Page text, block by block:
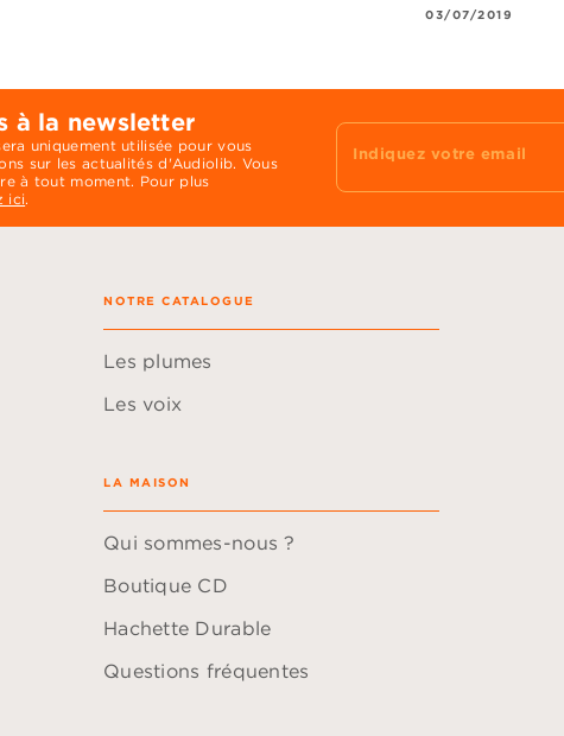
03/07/2019
à la newsletter
uniquement utilisée pour vous
sur les actualités d'Audiolib. Vous
à tout moment. Pour plus
ici.
Indiquez votre email
NOTRE CATALOGUE
Les plumes
Les voix
LA MAISON
Qui sommes-nous ?
Boutique CD
Hachette Durable
Questions fréquentes